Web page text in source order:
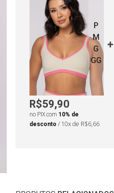
R$59,90
no PIX com 10% de
desconto / 10x de R$6,66
P
M
G
GG